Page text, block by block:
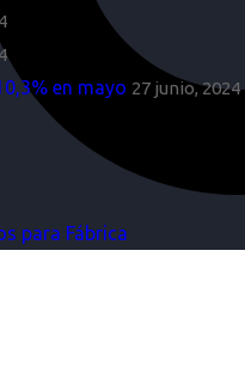
en mayo 27 junio, 2024
para Fábrica